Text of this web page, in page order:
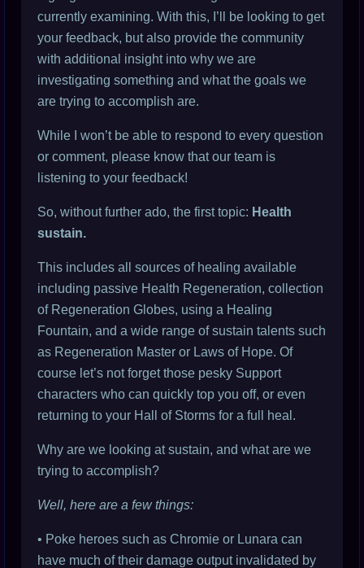
currently examining. With this, I’ll be looking to get
your feedback, but also provide the community
with additional insight into why we are
investigating something and what the goals we
are trying to accomplish are.
While I won’t be able to respond to every question
or comment, please know that our team is
listening to your feedback!
So, without further ado, the first topic: Health
sustain.
This includes all sources of healing available
including passive Health Regeneration, collection
of Regeneration Globes, using a Healing
Fountain, and a wide range of sustain talents such
as Regeneration Master or Laws of Hope. Of
course let’s not forget those pesky Support
characters who can quickly top you off, or even
returning to your Hall of Storms for a full heal.
Why are we looking at sustain, and what are we
trying to accomplish?
Well, here are a few things:
• Poke heroes such as Chromie or Lunara can
have much of their damage output invalidated by